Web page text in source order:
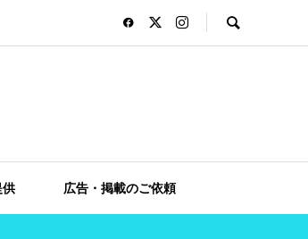
供 広告・掲載のご依頼